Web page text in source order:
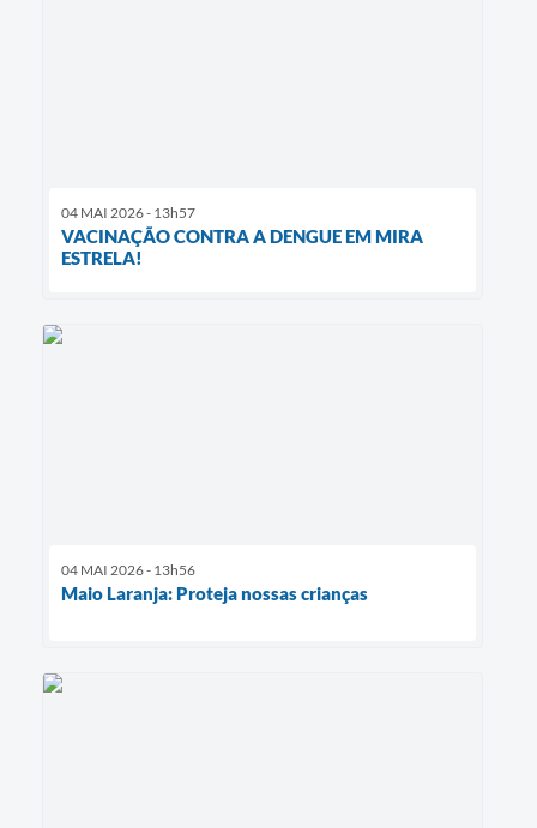
04 MAI 2026 - 13h57
VACINAÇÃO CONTRA A DENGUE EM MIRA
ESTRELA!
04 MAI 2026 - 13h56
Maio Laranja: Proteja nossas crianças